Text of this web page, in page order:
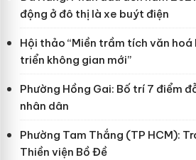
động ở đô thị là xe buýt điện
Hội thảo “Miền trầm tích văn
triển không gian mới”
Phường Hồng Gai: Bố trí 7 điểm
nhân dân
Phường Tam Thắng (TP HCM):
Thiền viện Bồ Đề